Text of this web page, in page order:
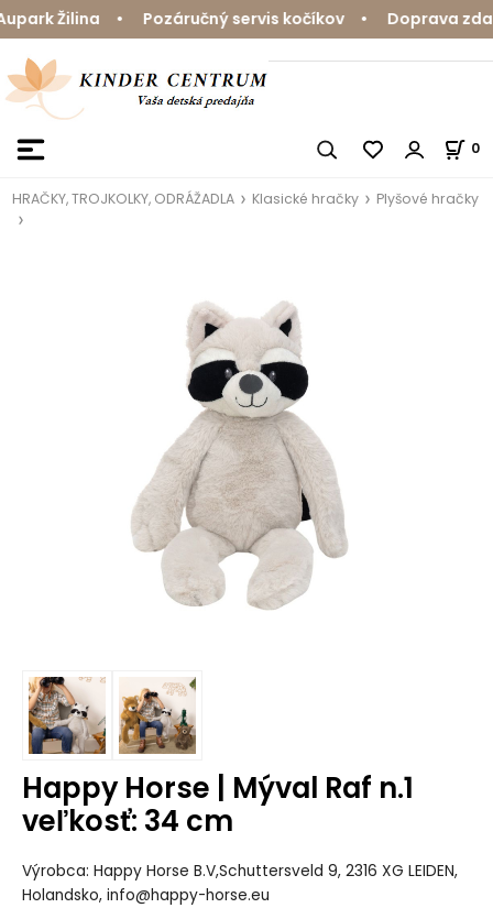
Žilina • Pozáručný servis kočíkov • Doprava
0
HRAČKY, TROJKOLKY, ODRÁŽADLA Klasické hračky Plyšové hračky
Happy Horse | Mýval Raf n.1
veľkosť: 34 cm
Výrobca: Happy Horse B.V,Schuttersveld 9, 2316 XG LEIDEN,
Holandsko, info@happy-horse.eu